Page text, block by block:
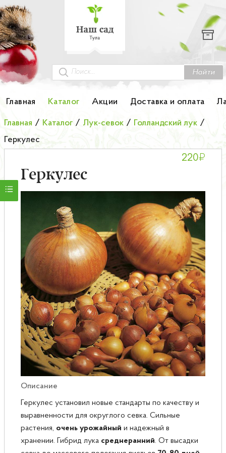
Найти
Главная Каталог Акции Доставка и оплата
Каталог
Гортензии
Грунты
Колоновидные деревья
Лук-севок
Малина
Мини-деревья
НОВИНКА Английские и Японские розы
Саженцы плодовые
Сирень
Главная / Каталог / Лук-севок / Голландский лук /
Геркулес
Геркулес
220₽
Описание
Геркулес установил новые стандарты по качеству и
выравненности для округлого севка. Сильные
растения, очень урожайный и надежный в
хранении. Гибрид лука среднеранний. От высадки